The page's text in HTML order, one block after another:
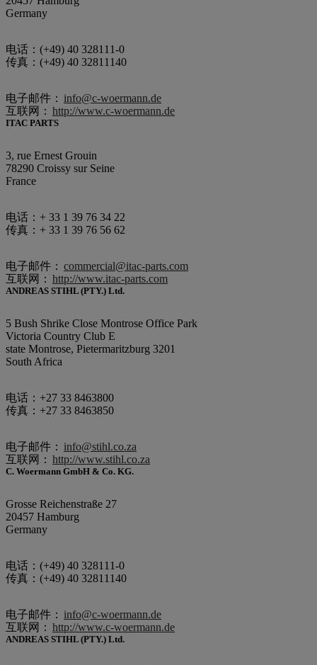
Germany
电话：(+49) 40 328111-0
传真：(+49) 40 32811140
电子邮件： info@c-woermann.de
互联网： http://www.c-woermann.de
ITAC PARTS
3, rue Ernest Grouin
78290 Croissy sur Seine
France
电话：+ 33 1 39 76 34 22
传真：+ 33 1 39 76 56 62
电子邮件： commercial@itac-parts.com
互联网： http://www.itac-parts.com
ANDREAS STIHL (PTY.) Ltd.
5 Bush Shrike Close Montrose Office Park
Victoria Country Club E
state Montrose, Pietermaritzburg 3201
South Africa
电话：+27 33 8463800
传真：+27 33 8463850
电子邮件： info@stihl.co.za
互联网： http://www.stihl.co.za
C. Woermann GmbH & Co. KG.
Grosse Reichenstraße 27
20457 Hamburg
Germany
电话：(+49) 40 328111-0
传真：(+49) 40 32811140
电子邮件： info@c-woermann.de
互联网： http://www.c-woermann.de
ANDREAS STIHL (PTY.) Ltd.